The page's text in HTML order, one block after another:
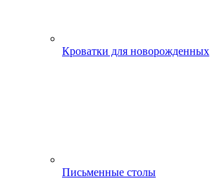
Кроватки для новорожденных
Письменные столы